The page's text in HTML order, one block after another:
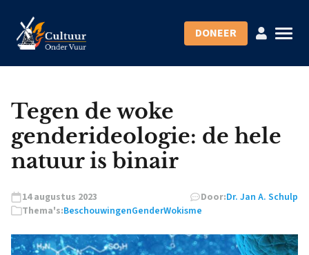
DONEER
Tegen de woke
genderideologie: de hele
natuur is binair
14 augustus 2023 Door:Dr. Jan A. Schulp
Thema's:BeschouwingenGenderWokisme